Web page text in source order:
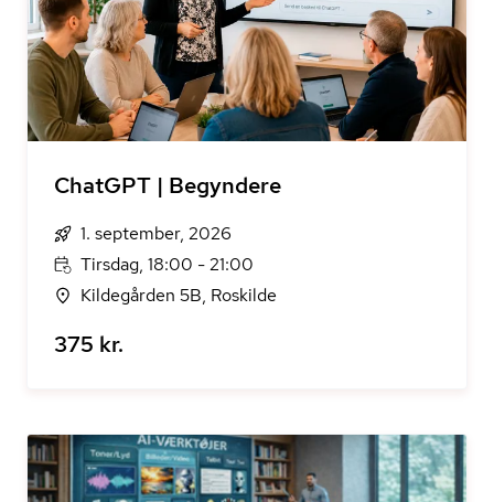
ChatGPT | Begyndere
1. september, 2026
Tirsdag, 18:00 - 21:00
Kildegården 5B, Roskilde
375 kr.